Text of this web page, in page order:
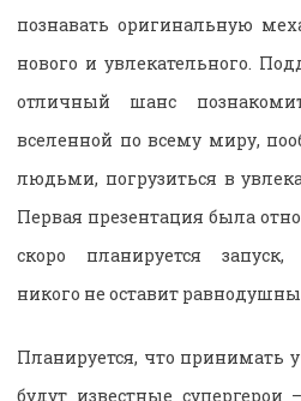
познавать оригинальную
нового и увлекательного.
отличный шанс
вселенной по всему миру,
людьми, погрузиться в
Первая презентация была
скоро планируется
никого не оставит
Планируется, что принимать
будут известные